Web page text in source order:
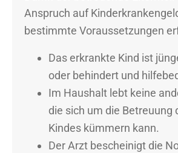
Anspruch auf
bestimmte Voraussetzungen
Das erkrankte Kind ist
oder behindert und
Im Haushalt lebt keine
die sich um die Betreuung
Kindes kümmern kann.
Der Arzt bescheinigt die